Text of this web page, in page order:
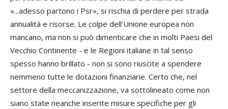
«...adesso partono i Psr», si rischia di perdere per strada
annualità e risorse. Le colpe dell’Unione europea non
mancano, ma non si può dimenticare che in molti Paesi del
Vecchio Continente - e le Regioni italiane in tal senso
spesso hanno brillato - non si sono riuscite a spendere
nemmeno tutte le dotazioni finanziarie. Certo che, nel
settore della meccanizzazione, va sottolineato come non
siano state neanche inserite misure specifiche per gli